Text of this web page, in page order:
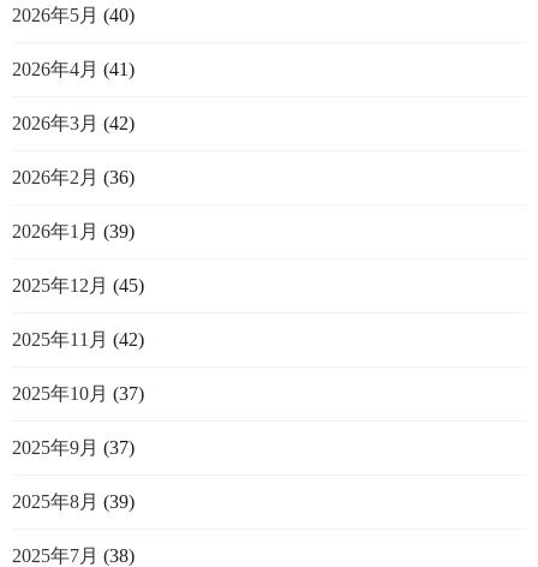
2026年5月 (40)
2026年4月 (41)
2026年3月 (42)
2026年2月 (36)
2026年1月 (39)
2025年12月 (45)
2025年11月 (42)
2025年10月 (37)
2025年9月 (37)
2025年8月 (39)
2025年7月 (38)